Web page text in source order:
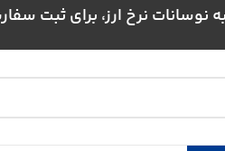
نرخ ارز، برای ثبت سفارش و